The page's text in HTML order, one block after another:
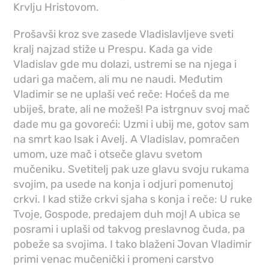
Krvlju Hristovom.
Prošavši kroz sve zasede Vladislavljeve sveti
kralj najzad stiže u Prespu. Kada ga vide
Vladislav gde mu dolazi, ustremi se na njega i
udari ga mačem, ali mu ne naudi. Međutim
Vladimir se ne uplaši već reče: Hoćeš da me
ubiješ, brate, ali ne možeš! Pa istrgnuv svoj mač
dade mu ga govoreći: Uzmi i ubij me, gotov sam
na smrt kao Isak i Avelj. A Vladislav, pomračen
umom, uze mač i otseče glavu svetom
mučeniku. Svetitelj pak uze glavu svoju rukama
svojim, pa usede na konja i odjuri pomenutoj
crkvi. I kad stiže crkvi sjaha s konja i reče: U ruke
Tvoje, Gospode, predajem duh moj! A ubica se
posrami i uplaši od takvog preslavnog čuda, pa
pobeže sa svojima. I tako blaženi Jovan Vladimir
primi venac mučenički i promeni carstvo